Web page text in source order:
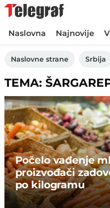
Naslovna Najnovije
Naslovne strane Srbija
TEMA:
Počelo vađenje
proizvođači
po kilogramu